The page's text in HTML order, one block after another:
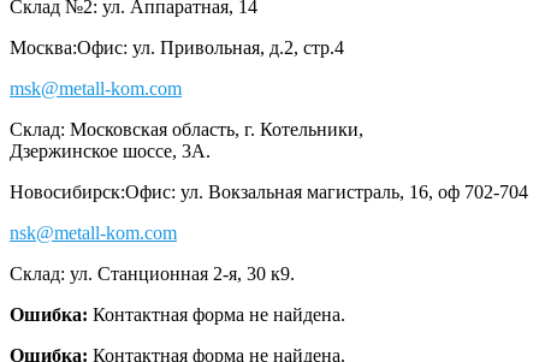
Склад №2: ул. Аппаратная, 14
Москва:Офис: ул. Привольная, д.2, стр.4
msk@metall-kom.com
Склад: Московская область, г. Котельники,
Дзержинское шоссе, 3А.
Новосибирск:Офис: ул. Вокзальная магистраль, 16, оф 702-704
nsk@metall-kom.com
Склад: ул. Станционная 2-я, 30 к9.
Ошибка: Контактная форма не найдена.
Ошибка: Контактная форма не найдена.